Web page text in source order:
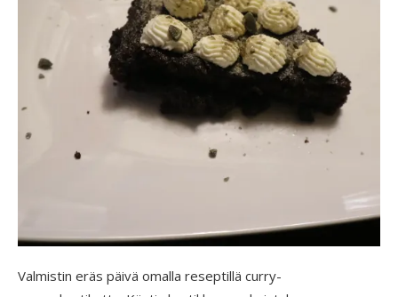
Valmistin eräs päivä omalla reseptillä curry-